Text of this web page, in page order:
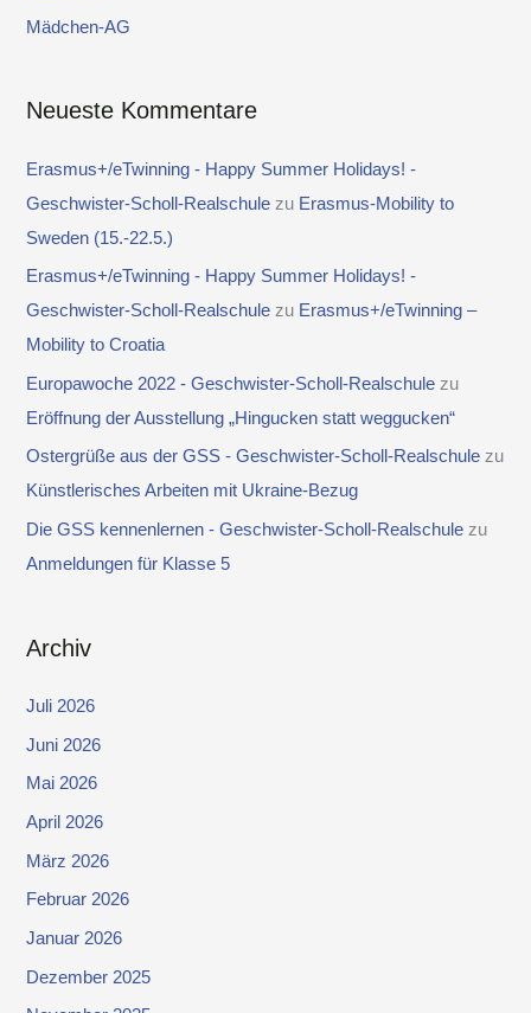
:Mädchen-AG
Neueste Kommentare
Erasmus+/eTwinning - Happy Summer Holidays! -
Geschwister-Scholl-Realschule zu Erasmus-Mobility to
Sweden (15.-22.5.)
Erasmus+/eTwinning - Happy Summer Holidays! -
Geschwister-Scholl-Realschule zu Erasmus+/eTwinning –
Mobility to Croatia
Europawoche 2022 - Geschwister-Scholl-Realschule zu
Eröffnung der Ausstellung „Hingucken statt weggucken“
Ostergrüße aus der GSS - Geschwister-Scholl-Realschule zu
Künstlerisches Arbeiten mit Ukraine-Bezug
Die GSS kennenlernen - Geschwister-Scholl-Realschule zu
Anmeldungen für Klasse 5
Archiv
Juli 2026
Juni 2026
Mai 2026
April 2026
März 2026
Februar 2026
Januar 2026
Dezember 2025